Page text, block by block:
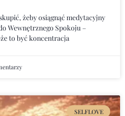
żeby osiągnąć medytacyjny
Wewnętrznego Spokoju –
to być koncentracja
SELFLOVE